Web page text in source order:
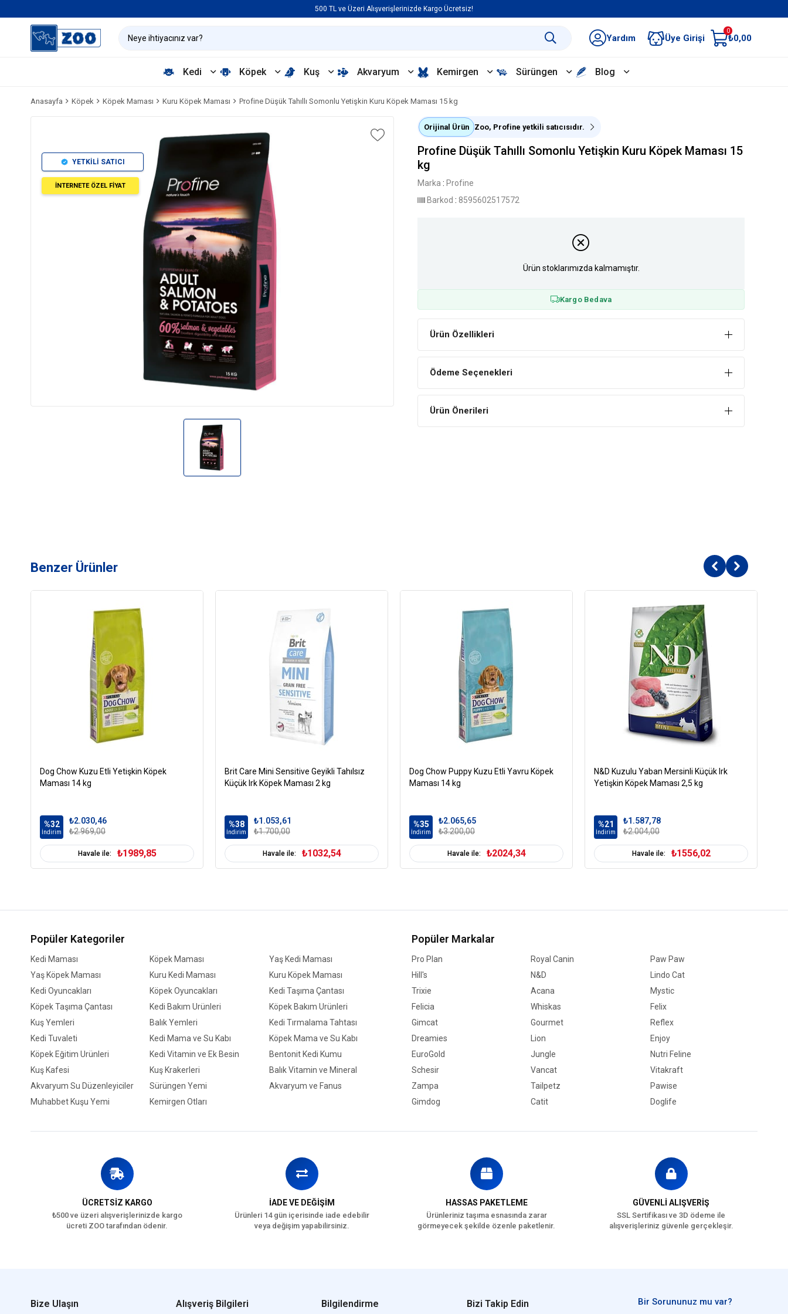
500 TL ve Üzeri Alışverişlerinizde Kargo Ücretsiz!
Yardım Üye Girişi
0
₺0,00
Kedi Köpek Kuş Akvaryum Kemirgen Sürüngen Blog
Anasayfa Köpek Köpek Maması Kuru Köpek Maması Profine Düşük Tahıllı Somonlu Yetişkin Kuru Köpek Maması 15 kg
YETKİLİ SATICI
İNTERNETE ÖZEL FİYAT
Orijinal Ürün Zoo, Profine yetkili satıcısıdır.
Profine Düşük Tahıllı Somonlu Yetişkin Kuru Köpek Maması 15
kg
Marka : Profine
Barkod : 8595602517572
Ürün stoklarımızda kalmamıştır.
Kargo Bedava
Ürün Özellikleri
Ödeme Seçenekleri
Ürün Önerileri
Benzer Ürünler
Dog Chow Kuzu Etli Yetişkin Köpek
Maması 14 kg
%32
İndirim
₺2.030,46
₺2.969,00
Havale ile: ₺1989,85
Brit Care Mini Sensitive Geyikli Tahılsız
Küçük Irk Köpek Maması 2 kg
%38
İndirim
₺1.053,61
₺1.700,00
Havale ile: ₺1032,54
Dog Chow Puppy Kuzu Etli Yavru Köpek
Maması 14 kg
%35
İndirim
₺2.065,65
₺3.200,00
Havale ile: ₺2024,34
N&D Kuzulu Yaban Mersinli Küçük Irk
Yetişkin Köpek Maması 2,5 kg
%21
İndirim
₺1.587,78
₺2.004,00
Havale ile: ₺1556,02
Popüler Kategoriler
Kedi Maması Köpek Maması
Yaş Kedi Maması
Yaş Köpek Maması
Kuru Kedi Maması
Kuru Köpek Maması
Kedi Oyuncakları
Köpek Oyuncakları
Kedi Taşıma Çantası
Köpek Taşıma Çantası
Kedi Bakım Ürünleri
Köpek Bakım Ürünleri
Kuş Yemleri
Balık Yemleri
Kedi Tırmalama Tahtası
Kedi Tuvaleti
Kedi Mama ve Su Kabı
Köpek Mama ve Su Kabı
Köpek Eğitim Ürünleri
Kedi Vitamin ve Ek Besin
Bentonit Kedi Kumu
Kuş Kafesi
Kuş Krakerleri
Balık Vitamin ve Mineral
Akvaryum Su Düzenleyiciler
Sürüngen Yemi
Akvaryum ve Fanus
Muhabbet Kuşu Yemi
Kemirgen Otları
Popüler Markalar
Pro Plan Royal Canin
Paw Paw
Hill's
N&D
Lindo Cat
Trixie
Acana
Mystic
Felicia
Whiskas
Felix
Gimcat
Gourmet
Reflex
Dreamies
Lion
Enjoy
EuroGold
Jungle
Nutri Feline
Schesir
Vancat
Vitakraft
Zampa
Tailpetz
Pawise
Gimdog
Catit Doglife
ÜCRETSİZ KARGO
₺500 ve üzeri alışverişlerinizde kargo
ücreti ZOO tarafından ödenir.
İADE VE DEĞİŞİM
Ürünleri 14 gün içerisinde iade edebilir
veya değişim yapabilirsiniz.
HASSAS PAKETLEME
Ürünleriniz taşıma esnasında zarar
görmeyecek şekilde özenle paketlenir.
GÜVENLİ ALIŞVERİŞ
SSL Sertifikası ve 3D ödeme ile
alışverişleriniz güvenle gerçekleşir.
Bize Ulaşın Alışveriş Bilgileri Bilgilendirme Bizi Takip Edin Bir Sorununuz mu var?